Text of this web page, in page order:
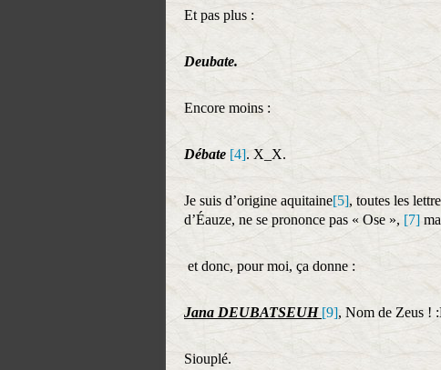
Et pas plus :
Deubate.
Encore moins :
Débate [4]. X_X.
Je suis d’origine aquitaine[5], toutes les
d’Éauze, ne se prononce pas « Ose », [7]
et donc, pour moi, ça donne :
Jana DEUBATSEUH [9], Nom de Zeus !
Siouplé.